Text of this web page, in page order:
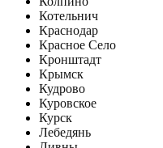
Котельнич
Краснодар
Красное Село
Кронштадт
Крымск
Кудрово
Куровское
Курск
Лебедянь